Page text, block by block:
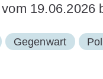
19.06.2026
Gegenwart